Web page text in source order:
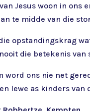
van Jesus woon in
te midde van die
opstandingskrag
die betekenis
word ons nie net
lewe as kinders van